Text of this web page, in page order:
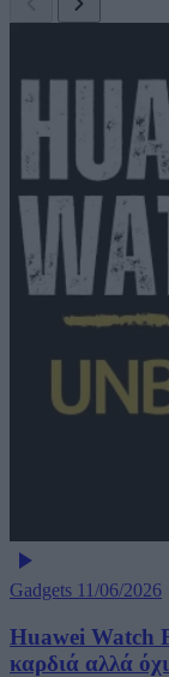
Gadgets 11/06/2026
Huawei Watch
καρδιά αλλά